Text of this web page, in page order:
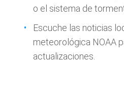
o el sistema de
Escuche las noticias
meteorológica NOAA
actualizaciones.